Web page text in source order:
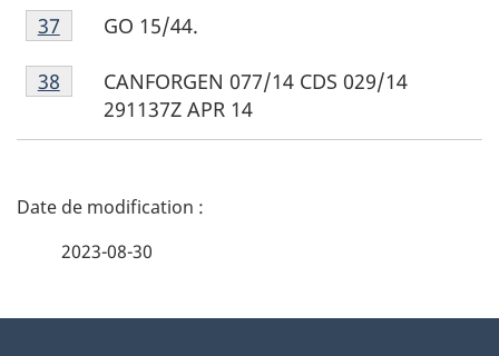
Note
de
bas
de
GO 15/44.
Retour à la référence de la note de bas de page
37
Note
de
38
CANFORGEN 077/14 CDS 029/14
291137Z APR 14
Retour à la référence de la note de bas de page
38
D
2023-08-30